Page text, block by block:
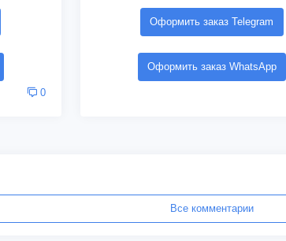
0
Оформить заказ Telegram
Оформить заказ WhatsApp
Все комментарии